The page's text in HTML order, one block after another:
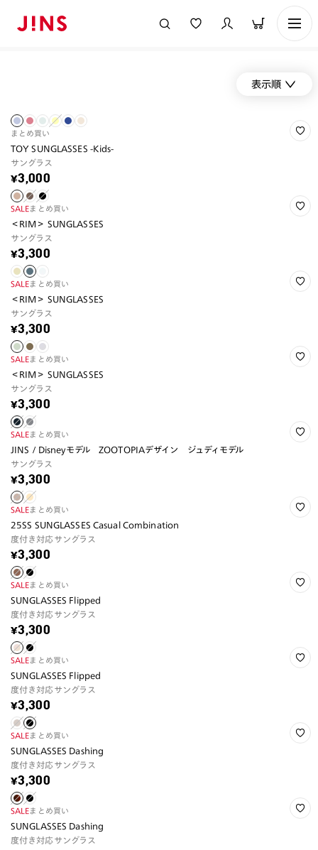
表示順
まとめ買い
TOY SUNGLASSES -Kids-
サングラス
¥3,000
SALEまとめ買い
＜RIM＞ SUNGLASSES
サングラス
¥3,300
SALEまとめ買い
＜RIM＞ SUNGLASSES
サングラス
¥3,300
SALEまとめ買い
＜RIM＞ SUNGLASSES
サングラス
¥3,300
SALEまとめ買い
JINS / Disneyモデル ZOOTOPIAデザイン ジュディモデル
サングラス
¥3,300
SALEまとめ買い
25SS SUNGLASSES Casual Combination
度付き対応サングラス
¥3,300
SALEまとめ買い
SUNGLASSES Flipped
度付き対応サングラス
¥3,300
SALEまとめ買い
SUNGLASSES Flipped
度付き対応サングラス
¥3,300
SALEまとめ買い
SUNGLASSES Dashing
度付き対応サングラス
¥3,300
SALEまとめ買い
SUNGLASSES Dashing
度付き対応サングラス